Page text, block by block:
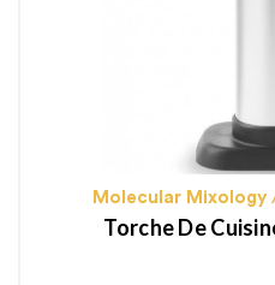
Molecular Mixology
Torche De